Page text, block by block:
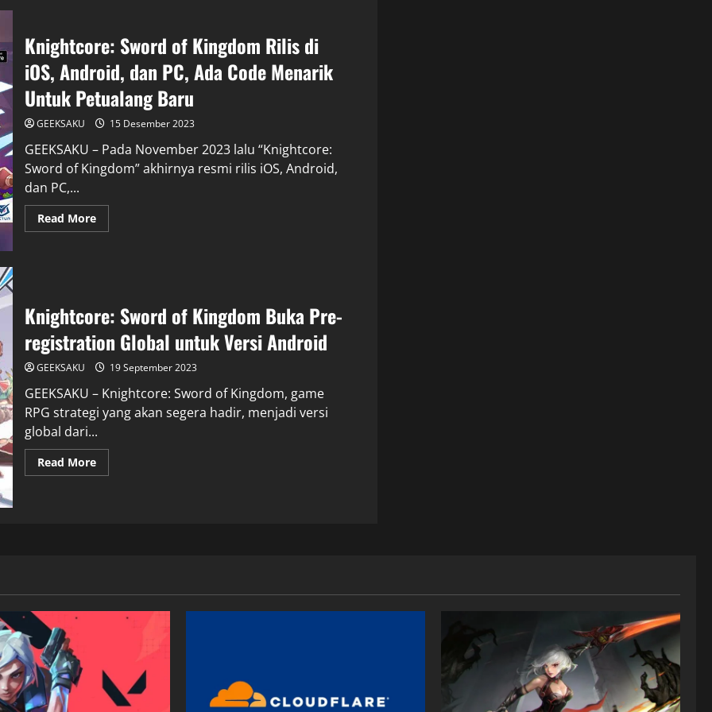
Knightcore: Sword of Kingdom Rilis di
iOS, Android, dan PC, Ada Code Menarik
Untuk Petualang Baru
GEEKSAKU 15 Desember 2023
GEEKSAKU – Pada November 2023 lalu “Knightcore:
Sword of Kingdom” akhirnya resmi rilis iOS, Android,
dan PC,...
Read More
Knightcore: Sword of Kingdom Buka Pre-
registration Global untuk Versi Android
GEEKSAKU 19 September 2023
GEEKSAKU – Knightcore: Sword of Kingdom, game
RPG strategi yang akan segera hadir, menjadi versi
global dari...
Read More